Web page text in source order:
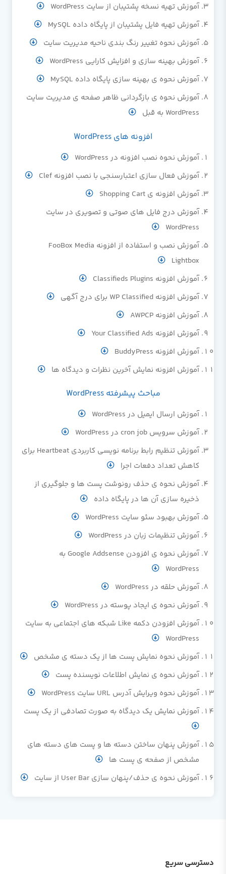
آموزش تهیه نسخه پشتیبان از سایت WordPress
آموزش تهیه فایل پشتیبان از پایگاه داده MySQL
آموزش نحوه تغییر رنگ بندی ناحیه مدیریت سایت
آموزش بهینه سازی و افزایش کارایی WordPress
آموزش نحوه ی بهینه سازی پایگاه داده MySQL
آموزش نحوه ی بازگردانی ظاهر صفحه ی مدیریت سایت
WordPress به قبل
افزونه های WordPress
آموزش نحوه نصب افزونه در WordPress
آموزش فعال سازی اعتبارسنجی با نصب افزونه Clef
آموزش افزونه ی Shopping Cart
آموزش درج فایل های صوتی و تصویری در سایت
WordPress
آموزش نصب و استفاده از افزونه FooBox Media
Lightbox
آموزش افزونه Classifieds Plugins
آموزش افزونه WP Classified برای درج آگهی
آموزش افزونه AWPCP
آموزش افزونه Your Classified Ads
آموزش افزونه BuddyPress
آموزش افزونه نمایش آخرین نظرات و دیدگاه ها
مباحث پیشرفته WordPress
آموزش ارسال ایمیل در WordPress
آموزش سرویس cron job در WordPress
آموزش تنظیم رابط برنامه نویسی کاربردی Heartbeat برای
کاهش تعداد دفعات اجرا
آموزش نحوه ی حذف رونوشت پست ها و جلوگیری از
ذخیره سازی آن ها در پایگاه داده
آموزش بهبود سئو سایت WordPress
آموزش تنظیمات زبان در WordPress
آموزش نحوه ی افزودن Google Addsense به
WordPress
آموزش حلقه در WordPress
آموزش نحوه ی ایجاد پوسته در WordPress
آموزش افزودن دکمه Like شبکه های اجتماعی به سایت
WordPress
آموزش نحوه نمایش پست ها از یک دسته ی مشخص
آموزش نحوه ی نمایش اطلاعات نویسنده پست
آموزش نحوه ویرایش آدرس URL سایت WordPress
آموزش نمایش یک دیدگاه به صورت تصادفی از یک پست
آموزش پنهان ساختن دسته ها و پست های دسته های
مشخص از صفحه ی پست ها
آموزش نحوه ی حذف/پنهان سازی User Bar از سایت
دسترسی سریع